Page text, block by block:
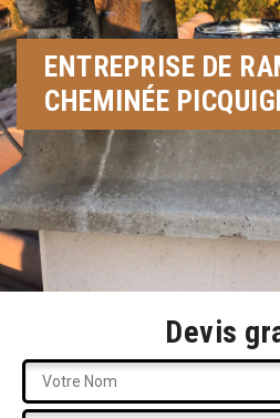
ENTREPRISE DE
CHEMINÉE
Devis